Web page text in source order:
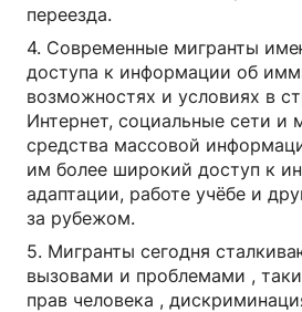
переезда.
4. Современные мигранты
доступа к информации об
возможностях и условиях в
Интернет, социальные сети и
средства массовой
им более широкий доступ к
адаптации, работе учёбе и
за рубежом.
5. Мигранты сегодня
вызовами и проблемами ,
прав человека ,